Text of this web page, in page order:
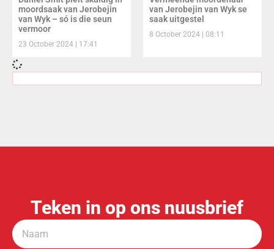
moordsaak van Jerobejin
van Wyk – só is die seun
vermoor
23 October 2024 17:41
van Jerobejin van Wyk se
saak uitgestel
8 October 2024 08:11
Teken in op ons nuusbrief